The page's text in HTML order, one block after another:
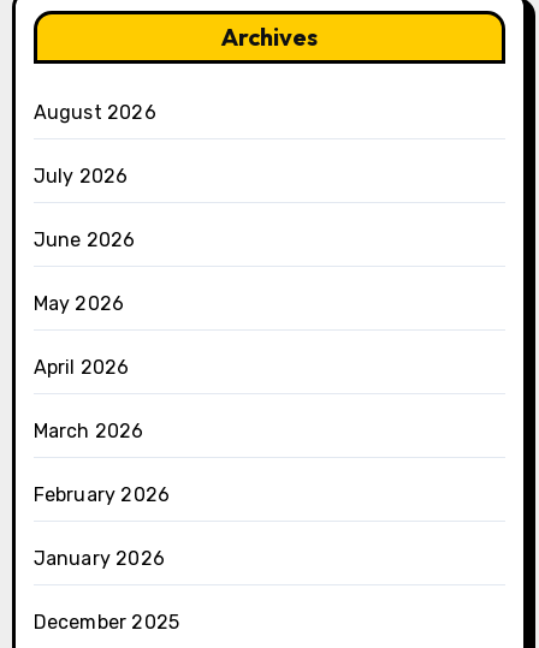
Archives
August 2026
July 2026
June 2026
May 2026
April 2026
March 2026
February 2026
January 2026
December 2025